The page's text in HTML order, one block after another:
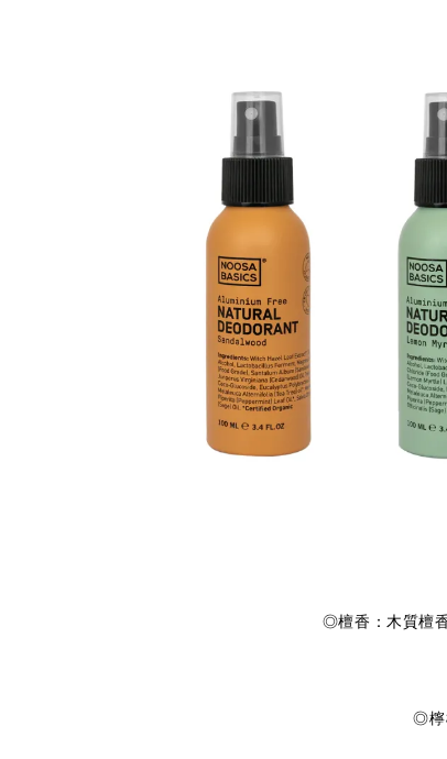
◎檀香：木質檀
◎檸